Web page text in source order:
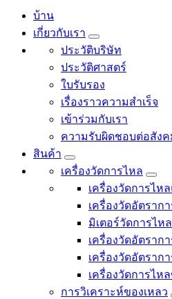
บ้าน
เกี่ยวกับเรา
ประวัติบริษัท
ประวัติศาสตร์
ใบรับรอง
เรื่องราวความสำเร็จ
เข้าร่วมกับเรา
ความรับผิดชอบต่อสังค
สินค้า
เครื่องวัดการไหล
เครื่องวัดการไห
เครื่องวัดอัตราก
มิเตอร์วัดการไห
เครื่องวัดอัตราก
เครื่องวัดอัตราก
เครื่องวัดการไห
การวิเคราะห์ของเหลว